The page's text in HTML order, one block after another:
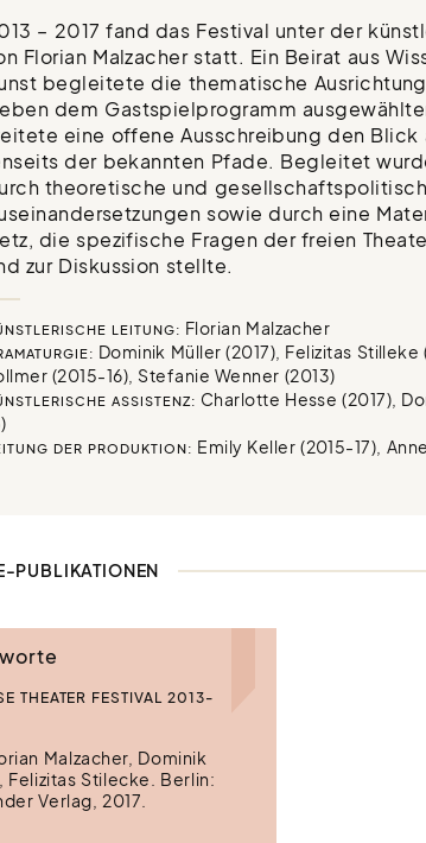
– 2017 fand das Festival unter der
Florian Malzacher statt. Ein Beirat aus
begleitete die thematische
dem Gastspielprogramm
eine offene Ausschreibung den Blick
der bekannten Pfade. Begleitet
theoretische und
sowie durch eine
die spezifische Fragen der freien
zur Diskussion stellte.
LEITUNG: Florian Malzacher
Dominik Müller (2017), Felizitas Stilleke
(2015-16), Stefanie Wenner (2013)
ASSISTENZ: Charlotte Hesse (2017),
DER PRODUKTION: Emily Keller (2015-17),
PUBLIKATIONEN
THEATER FESTIVAL 2013-
Malzacher, Dominik
Felizitas Stilecke. Berlin:
Verlag, 2017.